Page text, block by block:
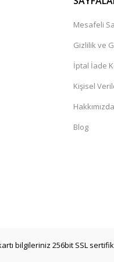
Mesafeli
Gizlilik ve
İptal İade
Kişisel
Hakkımızda
Blog
bilgileriniz 256bit SSL